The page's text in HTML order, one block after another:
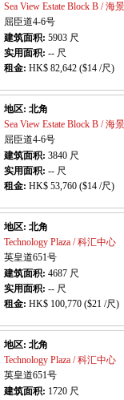
Sea View Estate Block B / 海
屈臣道4-6号
建筑面积: 5903 尺
实用面积: -- 尺
租金: HK$ 82,642 ($14 /尺)
地区: 北角
Sea View Estate Block B / 海
屈臣道4-6号
建筑面积: 3840 尺
实用面积: -- 尺
租金: HK$ 53,760 ($14 /尺)
地区: 北角
Technology Plaza / 科汇中心
英皇道651号
建筑面积: 4687 尺
实用面积: -- 尺
租金: HK$ 100,770 ($21 /尺)
地区: 北角
Technology Plaza / 科汇中心
英皇道651号
建筑面积: 1720 尺